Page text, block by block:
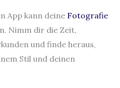
App kann deine Fotografie
Nimm dir die Zeit,
und finde heraus,
Stil und deinen